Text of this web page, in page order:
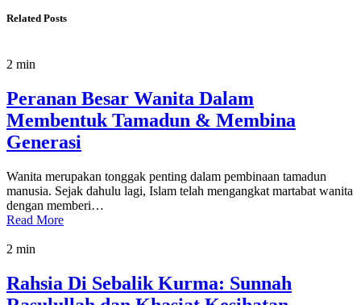
Related Posts
2 min
Peranan Besar Wanita Dalam
Membentuk Tamadun & Membina
Generasi
Wanita merupakan tonggak penting dalam pembinaan tamadun
manusia. Sejak dahulu lagi, Islam telah mengangkat martabat wanita
dengan memberi…
Read More
2 min
Rahsia Di Sebalik Kurma: Sunnah